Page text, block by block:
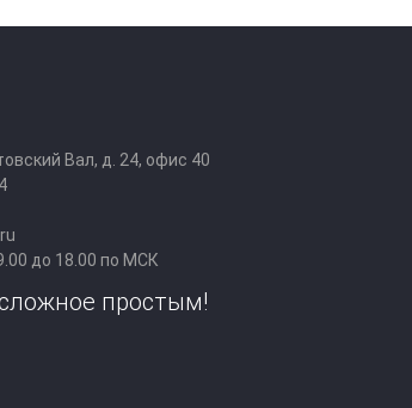
Вал, д. 24, офис 40
до 18.00 по МСК
простым!